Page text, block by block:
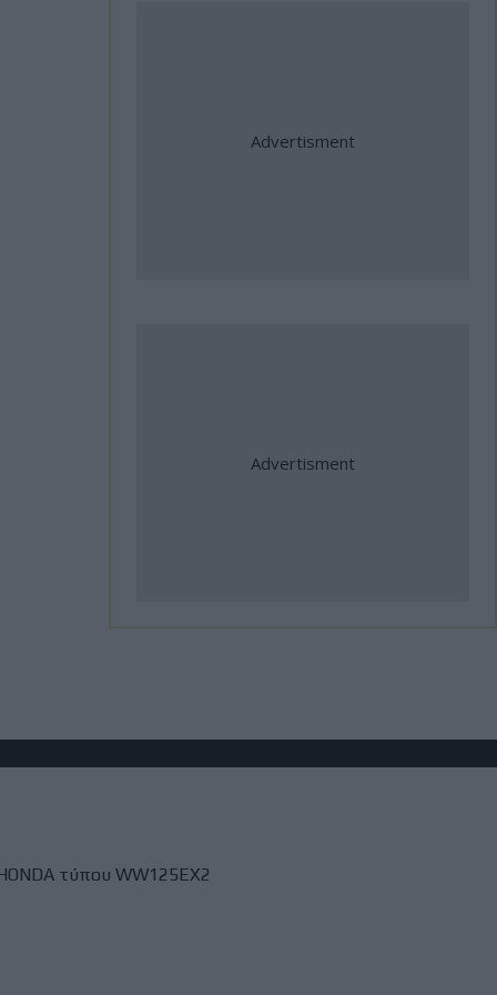
31 Ιούλιος, 2026
ΑΜΟΤΟΕ και ΜΟΤΟΕ για την
MotoGP: Ο Lecuona θα
τύπου WW125EX2